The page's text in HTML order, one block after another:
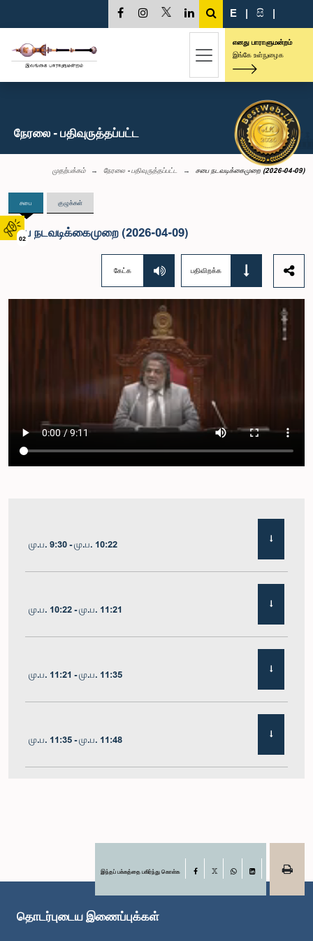
02
E | සි |
எனது பாராளுமன்றம்
இங்கே உள்நுழைக
நேரலை - பதிவுருத்தப்பட்ட
முதற்பக்கம் நேரலை - பதிவுருத்தப்பட்ட சபை நடவடிக்கைமுறை (2026-04-09)
சபை குழுக்கள்
சபை நடவடிக்கைமுறை (2026-04-09)
கேட்க பதிவிறக்க
மு.ப. 9:30 - மு.ப. 10:22
மு.ப. 10:22 - மு.ப. 11:21
மு.ப. 11:21 - மு.ப. 11:35
மு.ப. 11:35 - மு.ப. 11:48
பி.ப. 12:02 - பி.ப. 12:10இந்தப் பக்கத்தை பகிர்ந்து கொள்க Facebook
LinkedIn
தொடர்புடைய இணைப்புக்கள்